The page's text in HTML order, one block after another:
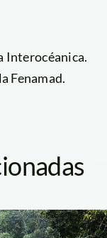
Interocéanica.
Fenamad.